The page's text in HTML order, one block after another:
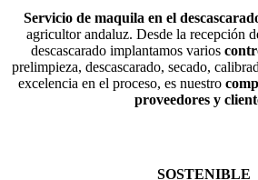
Servicio de maquila en el
agricultor andaluz. Desde la recepción
descascarado implantamos varios
prelimpieza, descascarado, secado,
excelencia en el proceso, es nuestro
proveedores y
SOSTENIBLE